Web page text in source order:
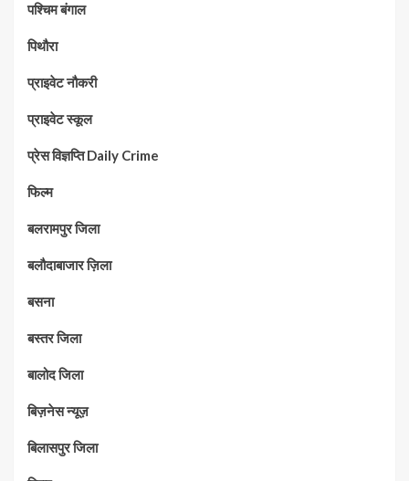
पश्चिम बंगाल
पिथौरा
प्राइवेट नौकरी
प्राइवेट स्कूल
प्रेस विज्ञप्ति Daily Crime
फिल्म
बलरामपुर जिला
बलौदाबाजार ज़िला
बसना
बस्तर जिला
बालोद जिला
बिज़नेस न्यूज़
बिलासपुर जिला